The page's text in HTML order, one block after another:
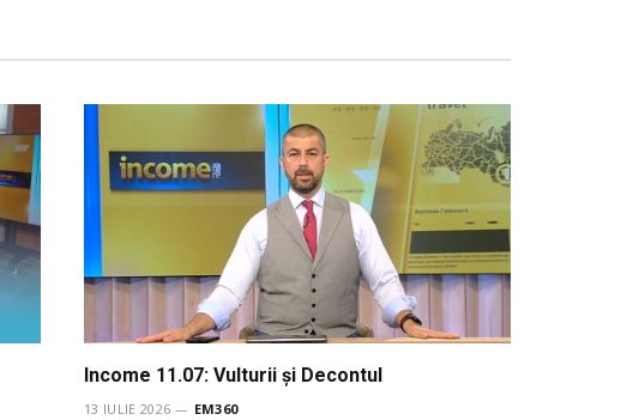
Income 11.07: Vulturii şi Decontul
13 IULIE 2026 EM360